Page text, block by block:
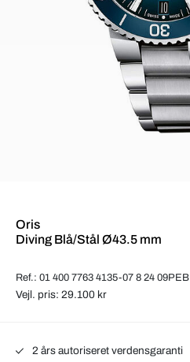
Oris
Diving Blå/Stål Ø43.5 mm
Ref.: 01 400 7763 4135-07 8 24 09PEB
Vejl. pris: 29.100 kr
2 års autoriseret verdensgaranti